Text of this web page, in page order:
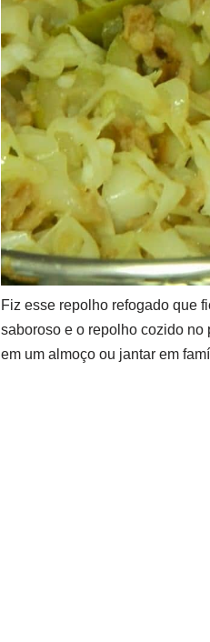
Fiz esse repolho refogado que
saboroso e o repolho cozido no
em um almoço ou jantar em